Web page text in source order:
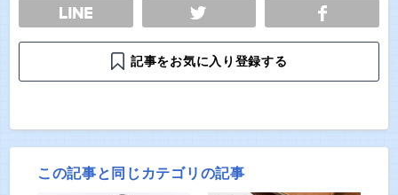
TWEET
記事をお気に入り登録する
この記事と同じカテゴリの記事